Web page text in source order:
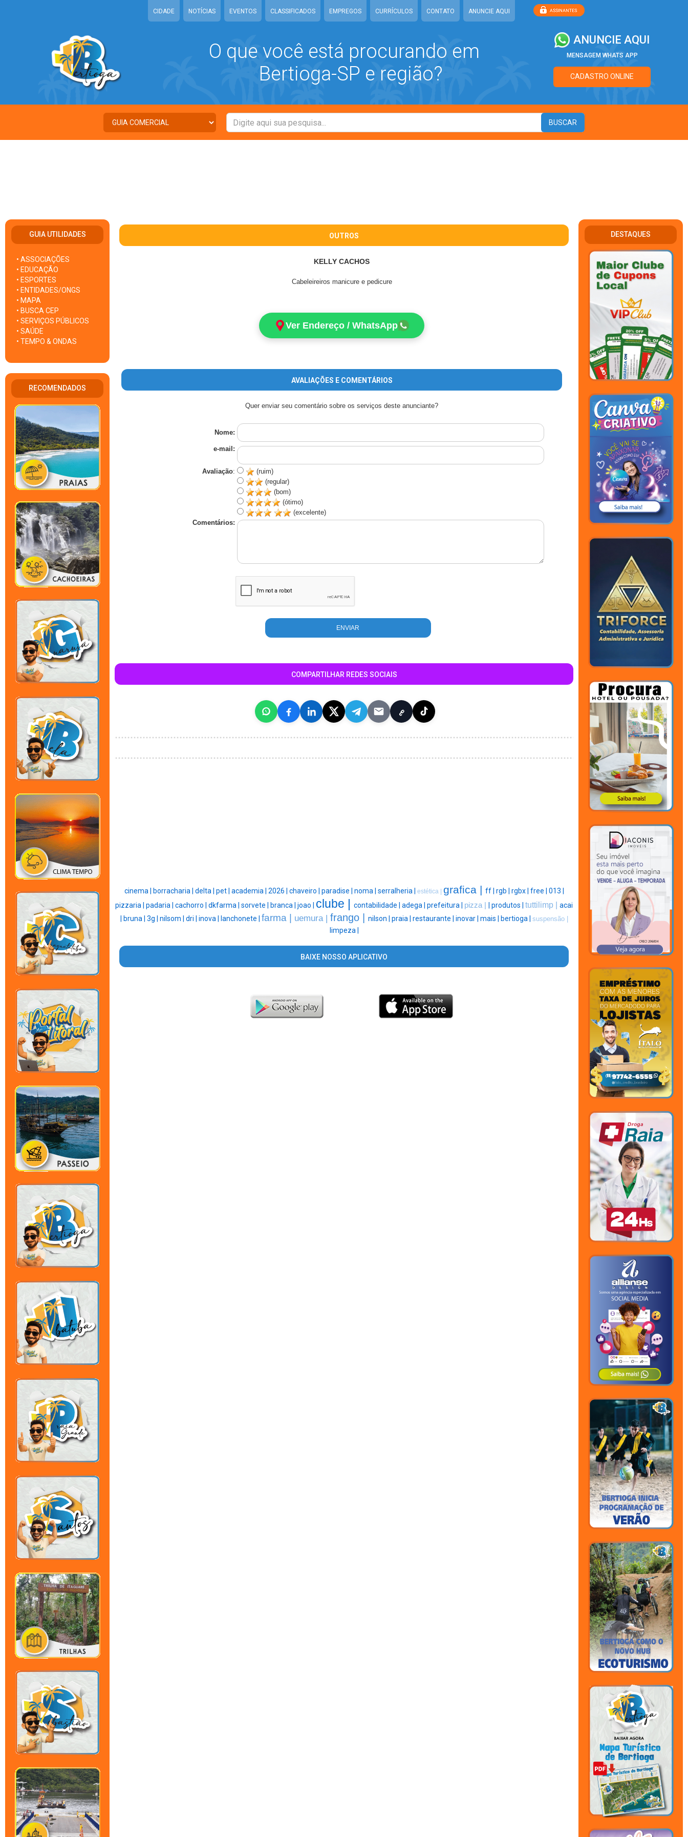
CIDADE NOTÍCIAS EVENTOS CLASSIFICADOS EMPREGOS CURRÍCULOS CONTATO ANUNCIE AQUI
O que você está procurando em
Bertioga-SP e região?
ANUNCIE AQUI
MENSAGEM WHATS APP
CADASTRO ONLINE
GUIA UTILIDADES
• ASSOCIAÇÕES
• EDUCAÇÃO
• ESPORTES
• ENTIDADES/ONGS
• MAPA
• BUSCA CEP
• SERVIÇOS PÚBLICOS
• SAÚDE
• TEMPO & ONDAS
RECOMENDADOS
OUTROS
KELLY CACHOS
Cabeleireiros manicure e pedicure
Ver Endereço / WhatsApp
AVALIAÇÕES E COMENTÁRIOS
Quer enviar seu comentário sobre os serviços deste anunciante?
Nome:
e-mail:
Avaliação:
(ruim)
(regular)
(bom)
(ótimo)
(excelente)
Comentários:
COMPARTILHAR REDES SOCIAIS
cinema | borracharia | delta | pet | academia | 2026 | chaveiro | paradise | noma | serralheria | estética | grafica | ff | rgb | rgbx | free | 013 |
pizzaria | padaria | cachorro | dkfarma | sorvete | branca | joao | clube | contabilidade | adega | prefeitura | pizza | produtos | tuttilimp | acai
bruna | 3g | nilsom | dri | inova | lanchonete | farma | uemura | frango | nilson | praia | restaurante | inovar | mais | bertioga | suspensão |
limpeza |
BAIXE NOSSO APLICATIVO
DESTAQUES